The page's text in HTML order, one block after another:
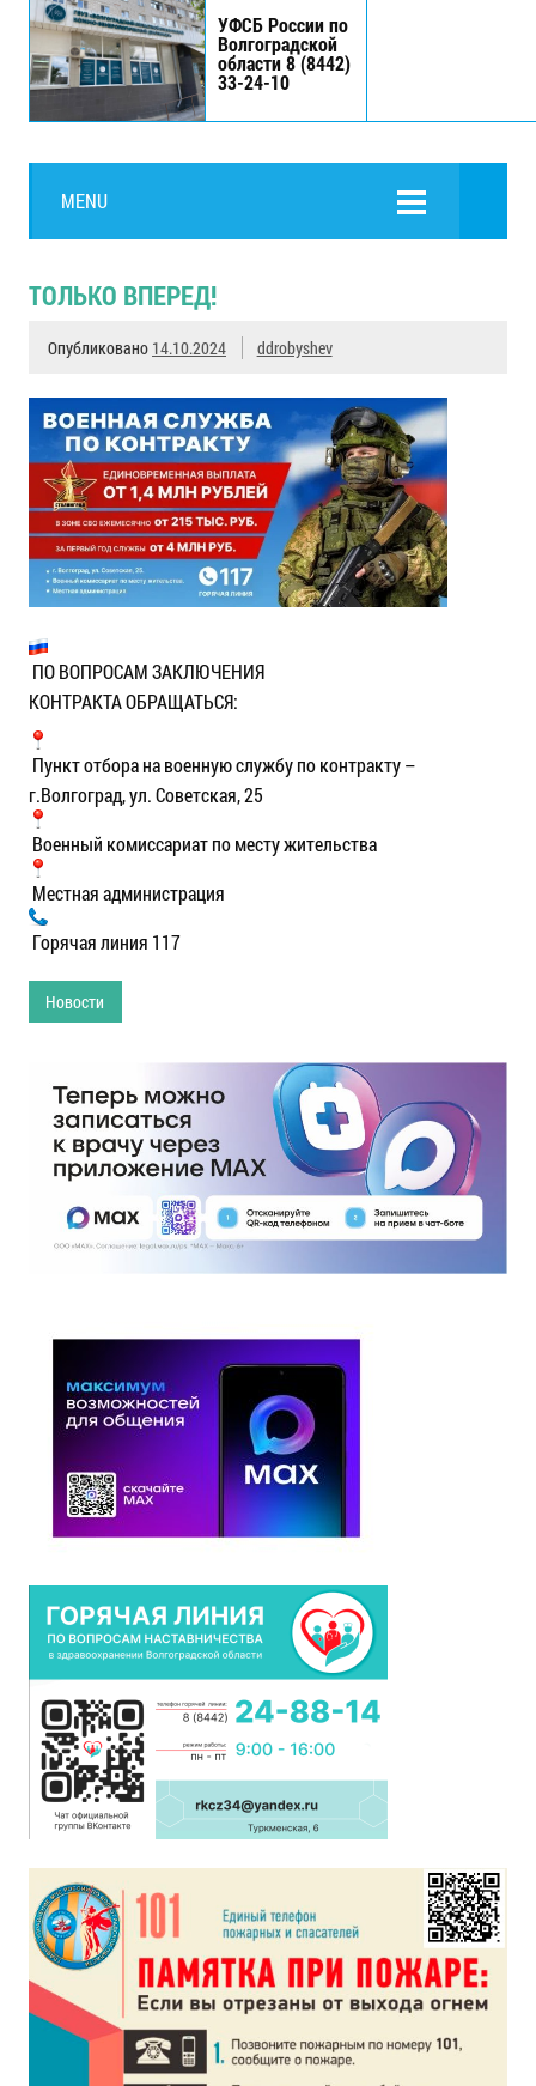
УФСБ России по
Волгоградской
области 8 (8442)
33-24-10
MENU
ТОЛЬКО ВПЕРЕД!
Опубликовано 14.10.2024 ddrobyshev
ПО ВОПРОСАМ ЗАКЛЮЧЕНИЯ
КОНТРАКТА ОБРАЩАТЬСЯ:
Пункт отбора на военную службу по контракту –
г.Волгоград, ул. Советская, 25
Военный комиссариат по месту жительства
Местная администрация
Горячая линия 117
Новости